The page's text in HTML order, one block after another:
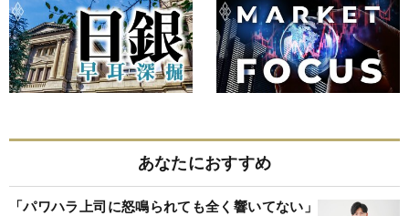
あなたにおすすめ
「パワハラ上司に怒鳴られても全く響いてない」